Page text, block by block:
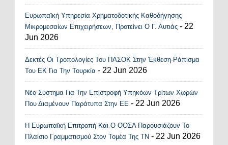
Ευρωπαϊκή Υπηρεσία Χρηματοδοτικής Καθοδήγησης
Μικρομεσαίων Επιχειρήσεων, Προτείνει Ο Γ. Αυτιάς - 22
Jun 2026
Δεκτές Οι Τροπολογίες Του ΠΑΣΟΚ Στην Έκθεση-Ράπισμα
Του ΕΚ Για Την Τουρκία - 22 Jun 2026
Νέο Σύστημα Για Την Επιστροφή Υπηκόων Τρίτων Χωρών
Που Διαμένουν Παράτυπα Στην ΕΕ - 22 Jun 2026
Η Ευρωπαϊκή Επιτροπή Και Ο ΟΟΣΑ Παρουσιάζουν Το
Πλαίσιο Γραμματισμού Στον Τομέα Της ΤΝ - 22 Jun 2026